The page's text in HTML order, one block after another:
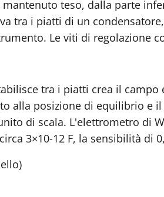
teso, dalla parte
tra i piatti di un
Le viti di regolazione
tra i piatti crea il
alla posizione di equilibrio e
di scala. L'elettrometro di
3×10-12 F, la sensibilità di